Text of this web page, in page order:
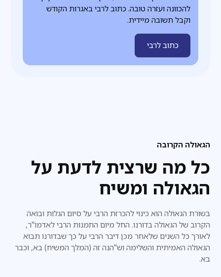
להכוונה ועזרה טובה. כתוב לרבי באגרות הקודש
וקבל תשובה מיידית.
כתוב לרבי
הגאולה הקרובה
כל מה שרצית לדעת על
הגאולה ומשיח
בשורת הגאולה הוא כינוי להכרזת הרבי על סיום הגלות ובואה
הקרוב של הגאולה בדורנו. החל מיום התמנות הרבי לאדמו"ר,
לאורך כל השנים שלאחר מכן דיבר הרבי על כך שבדורנו תבוא
הגאולה האמיתית והשלימה וש"הנה זה (המלך המשיח) בא, וכבר
בא.